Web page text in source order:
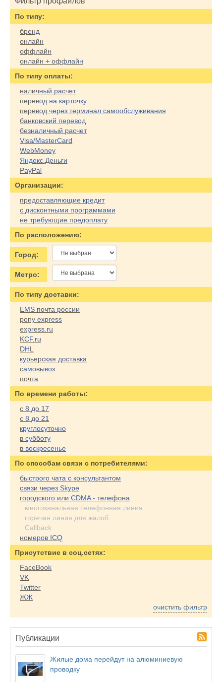
По типу:
бренд
онлайн
оффлайн
онлайн + оффлайн
По типу оплаты:
наличный расчет
перевод на карточку
перевод через терминал самообслуживания
банковский перевод
безналичный расчет
Visa/MasterCard
WebMoney
Яндекс.Деньги
PayPal
Организации:
предоставляющие кредит
с дисконтными программами
не требующие предоплату
По расположению:
Город:
Метро:
По типу доставки:
EMS почта россии
pony express
express.ru
KCF.ru
DHL
курьерская доставка
самовывоз
почта
По времени работы:
с 8 до 17
с 8 до 21
круглосуточно
в субботу
в воскресенье
По cпособам связи с потребителями:
быстрого чата с консультантом
связи через Skype
городского или CDMA - телефона
многоканальная телефонная линия
горячая линия для жалоб
Callback
номеров ICQ
Присутствие в соц.сетях:
FaceBook
VK
Twitter
ЖЖ
очистить фильтр
Публикации
Жилые дома перейдут на алюминиевую
проводку